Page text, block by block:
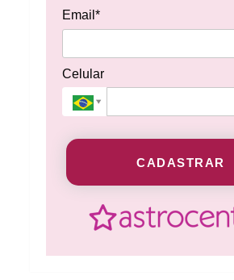
Email*
Celular
CADASTRAR